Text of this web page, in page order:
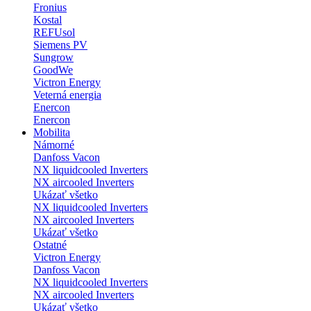
Fronius
Kostal
REFUsol
Siemens PV
Sungrow
GoodWe
Victron Energy
Veterná energia
Enercon
Enercon
Mobilita
Námorné
Danfoss Vacon
NX liquidcooled Inverters
NX aircooled Inverters
Ukázať všetko
NX liquidcooled Inverters
NX aircooled Inverters
Ukázať všetko
Ostatné
Victron Energy
Danfoss Vacon
NX liquidcooled Inverters
NX aircooled Inverters
Ukázať všetko